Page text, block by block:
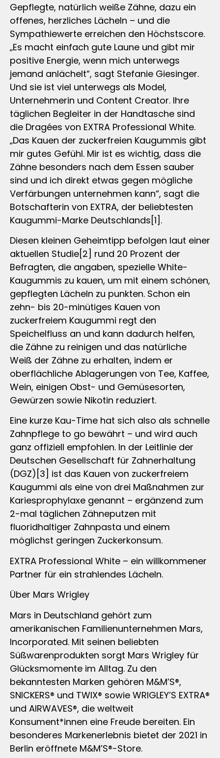
Gepflegte, natürlich weiße Zähne, dazu ein
offenes, herzliches Lächeln – und die
Sympathiewerte erreichen den Höchstscore.
„Es macht einfach gute Laune und gibt mir
positive Energie, wenn mich unterwegs
jemand anlächelt“, sagt Stefanie Giesinger.
Und sie ist viel unterwegs als Model,
Unternehmerin und Content Creator. Ihre
täglichen Begleiter in der Handtasche sind
die Dragées von EXTRA Professional White.
„Das Kauen der zuckerfreien Kaugummis gibt
mir gutes Gefühl. Mir ist es wichtig, dass die
Zähne besonders nach dem Essen sauber
sind und ich direkt etwas gegen mögliche
Verfärbungen unternehmen kann“, sagt die
Botschafterin von EXTRA, der beliebtesten
Kaugummi-Marke Deutschlands[1].
Diesen kleinen Geheimtipp befolgen laut einer
aktuellen Studie[2] rund 20 Prozent der
Befragten, die angaben, spezielle White-
Kaugummis zu kauen, um mit einem schönen,
gepflegten Lächeln zu punkten. Schon ein
zehn- bis 20-minütiges Kauen von
zuckerfreiem Kaugummi regt den
Speichelfluss an und kann dadurch helfen,
die Zähne zu reinigen und das natürliche
Weiß der Zähne zu erhalten, indem er
oberflächliche Ablagerungen von Tee, Kaffee,
Wein, einigen Obst- und Gemüsesorten,
Gewürzen sowie Nikotin reduziert.
Eine kurze Kau-Time hat sich also als schnelle
Zahnpflege to go bewährt – und wird auch
ganz offiziell empfohlen. In der Leitlinie der
Deutschen Gesellschaft für Zahnerhaltung
(DGZ)[3] ist das Kauen von zuckerfreiem
Kaugummi als eine von drei Maßnahmen zur
Kariesprophylaxe genannt – ergänzend zum
2-mal täglichen Zähneputzen mit
fluoridhaltiger Zahnpasta und einem
möglichst geringen Zuckerkonsum.
EXTRA Professional White – ein willkommener
Partner für ein strahlendes Lächeln.
Über Mars Wrigley
Mars in Deutschland gehört zum
amerikanischen Familienunternehmen Mars,
Incorporated. Mit seinen beliebten
Süßwarenprodukten sorgt Mars Wrigley für
Glücksmomente im Alltag. Zu den
bekanntesten Marken gehören M&M’S®,
SNICKERS® und TWIX® sowie WRIGLEY’S EXTRA®
und AIRWAVES®, die weltweit
Konsument*innen eine Freude bereiten. Ein
besonderes Markenerlebnis bietet der 2021 in
Berlin eröffnete M&M’S®-Store.